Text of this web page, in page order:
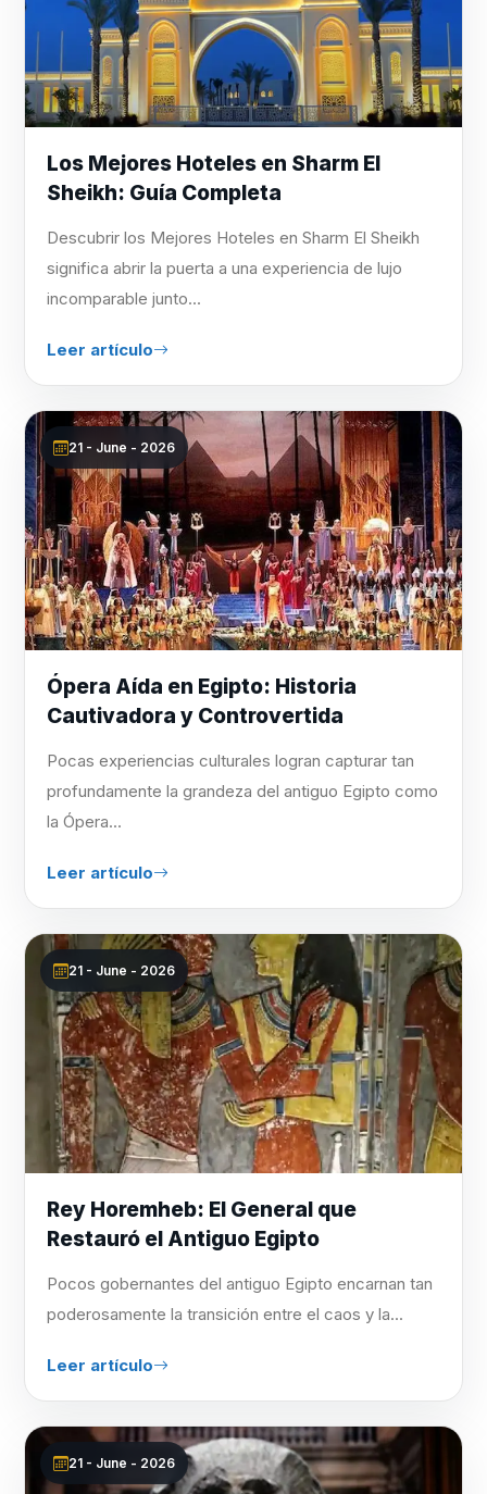
Los Mejores Hoteles en Sharm El
Sheikh: Guía Completa
Descubrir los Mejores Hoteles en Sharm El Sheikh
significa abrir la puerta a una experiencia de lujo
incomparable junto...
Leer artículo
21 - June - 2026
Ópera Aída en Egipto: Historia
Cautivadora y Controvertida
Pocas experiencias culturales logran capturar tan
profundamente la grandeza del antiguo Egipto como
la Ópera...
Leer artículo
21 - June - 2026
Rey Horemheb: El General que
Restauró el Antiguo Egipto
Pocos gobernantes del antiguo Egipto encarnan tan
poderosamente la transición entre el caos y la...
Leer artículo
21 - June - 2026